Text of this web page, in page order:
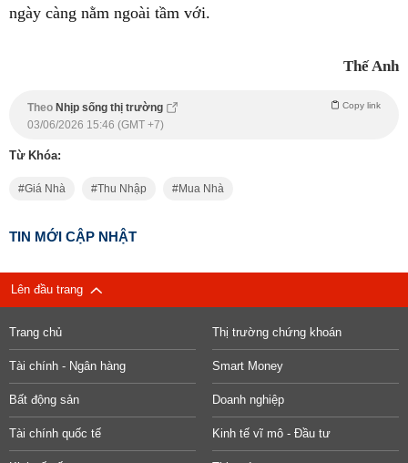
ngày càng nằm ngoài tầm với.
Thế Anh
Theo Nhịp sống thị trường Copy link
03/06/2026 15:46 (GMT +7)
Từ Khóa:
Giá Nhà Thu Nhập Mua Nhà
TIN MỚI CẬP NHẬT
Lên đầu trang
Trang chủ Thị trường chứng khoán
Tài chính - Ngân hàng Smart Money
Bất động sản Doanh nghiệp
Tài chính quốc tế Kinh tế vĩ mô - Đầu tư